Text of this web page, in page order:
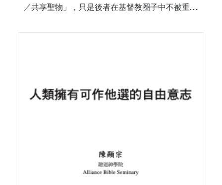
／共享聖物」，只是後者在基督教圈子中不被重……